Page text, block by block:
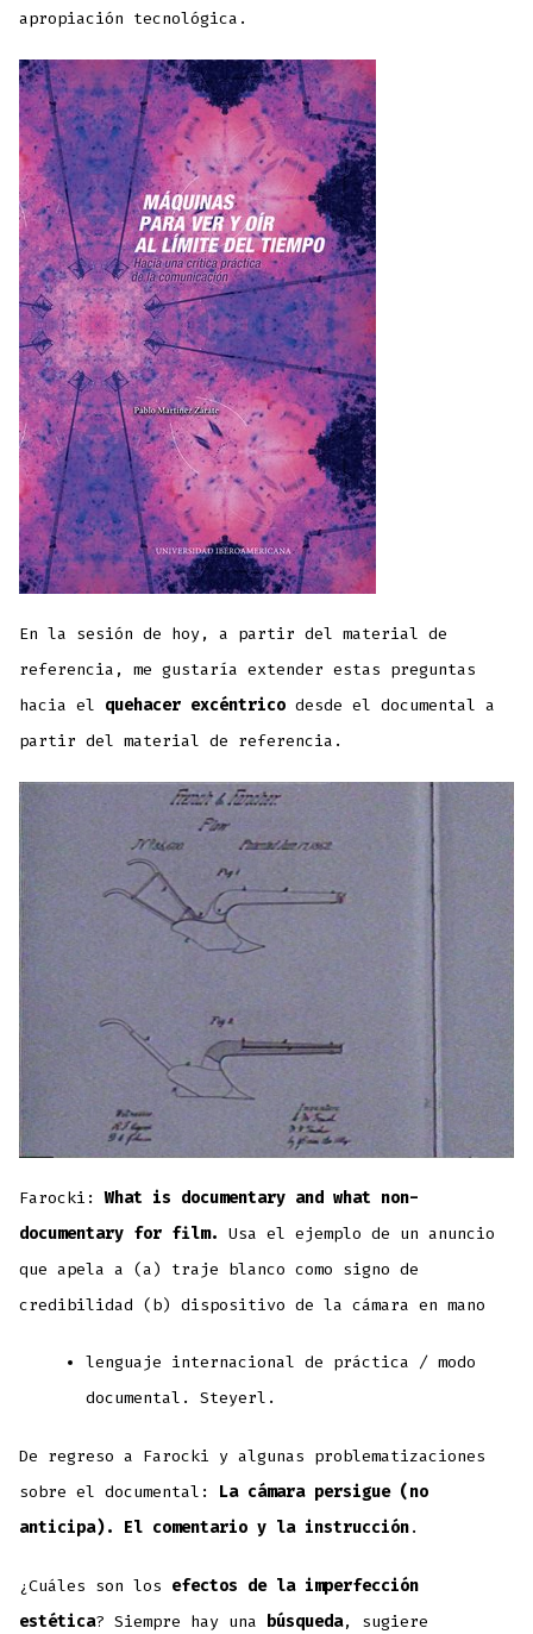
apropiación tecnológica.
En la sesión de hoy, a partir del material de
referencia, me gustaría extender estas preguntas
hacia el quehacer excéntrico desde el documental a
partir del material de referencia.
Farocki: What is documentary and what non-
documentary for film. Usa el ejemplo de un anuncio
que apela a (a) traje blanco como signo de
credibilidad (b) dispositivo de la cámara en mano
lenguaje internacional de práctica / modo
documental. Steyerl.
De regreso a Farocki y algunas problematizaciones
sobre el documental:
La cámara persigue (no
anticipa). El comentario y la instrucción.
¿Cuáles son los efectos de la imperfección
estética? Siempre hay una búsqueda, sugiere